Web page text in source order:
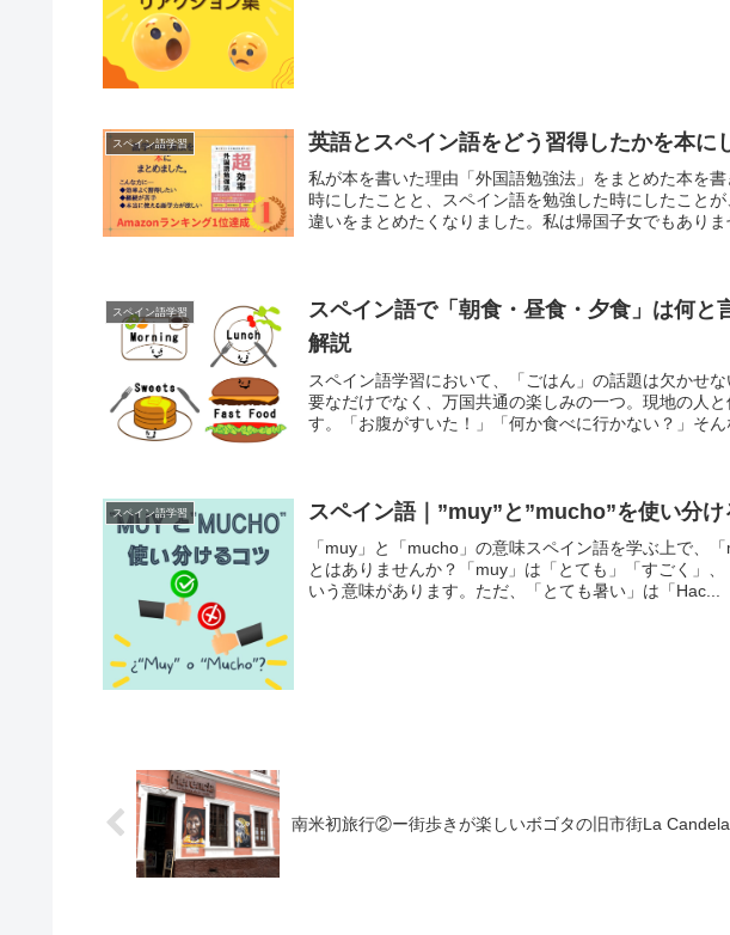
スペイン語学習 英語とスペイン語をどう習得したかを本に
私が本を書いた理由「外国語勉強法」をまとめた本を
時にしたことと、スペイン語を勉強した時にしたこと
違いをまとめたくなりました。私は帰国子女でもありま
スペイン語学習
スペイン語で「朝食・昼食・夕食」は何と
解説
スペイン語学習において、「ごはん」の話題は欠かせ
要なだけでなく、万国共通の楽しみの一つ。現地の人
す。「お腹がすいた！」「何か食べに行かない？」そん
スペイン語学習 スペイン語｜”muy”と”mucho”を使い分け
「muy」と「mucho」の意味スペイン語を学ぶ上で、
とはありませんか？「muy」は「とても」「すごく」
いう意味があります。ただ、「とても暑い」は「Hac...
南米初旅行②ー街歩きが楽しいボゴタの旧市街La